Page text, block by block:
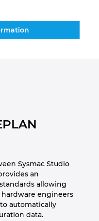
Sysmac Studio
an
allowing
engineers
automatically
data.